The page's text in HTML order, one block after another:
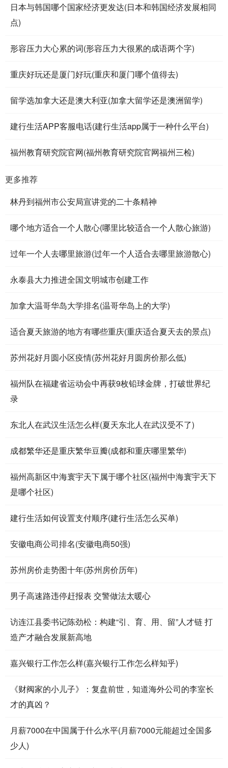
日本与韩国哪个国家经济更发达(日本和韩国经济发展相同
点)
形容压力大心累的词(形容压力大很累的成语两个字)
重庆好玩还是厦门好玩(重庆和厦门哪个值得去)
留学选加拿大还是澳大利亚(加拿大留学还是澳洲留学)
建行生活APP客服电话(建行生活app属于一种什么平台)
福州教育研究院官网(福州教育研究院官网福州三检)
更多推荐
林丹到福州市公安局宣讲党的二十条精神
哪个地方适合一个人散心(哪里比较适合一个人散心旅游)
过年一个人去哪里旅游(过年一个人适合去哪里旅游散心)
永泰县大力推进全国文明城市创建工作
加拿大温哥华岛大学排名(温哥华岛上的大学)
适合夏天旅游的地方有哪些重庆(重庆适合夏天去的景点)
苏州花好月圆小区疫情(苏州花好月圆房价那么低)
福州队在福建省运动会中再获9枚铅球金牌，打破世界纪
录
东北人在武汉生活怎么样(夏天东北人在武汉受不了)
成都繁华还是重庆繁华豆瓣(成都和重庆哪里繁华)
福州高新区中海寰宇天下属于哪个社区(福州中海寰宇天下
是哪个社区)
建行生活如何设置支付顺序(建行生活怎么买单)
安徽电商公司排名(安徽电商50强)
苏州房价走势图十年(苏州房价历年)
男子高速路违停赶报表 交警做法太暖心
访连江县委书记陈劲松：构建“引、育、用、留”人才链 打
造产才融合发展新高地
嘉兴银行工作怎么样(嘉兴银行工作怎么样知乎)
《财阀家的小儿子》：复盘前世，知道海外公司的李室长
才的真凶？
月薪7000在中国属于什么水平(月薪7000元能超过全国多
少人)